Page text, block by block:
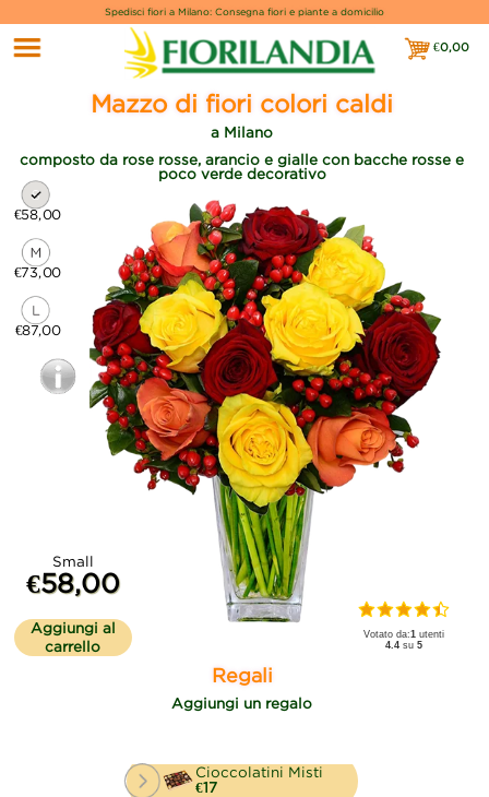
Spedisci fiori a Milano: Consegna fiori e piante a domicilio
€0,00
€0,00
Mazzo di fiori colori caldi
a Milano
composto da rose rosse, arancio e gialle con bacche rosse e
poco verde decorativo
€58,00
€73,00
€87,00
Small
€58,00
Aggiungi al
carrello
Votato da:1 utenti
4.4 su5
Regali
Aggiungi un regalo
Cioccolatini Misti
€17